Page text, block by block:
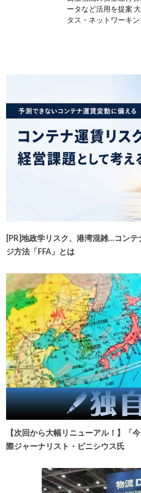
ータなど活用を提案
タス・ネットワーキ
[PR]地政学リスク、港湾混雑…コン
ジ方法「FFA」とは
【次回から大幅リニューアル！】
際ジャーナリスト・ビニシウス氏